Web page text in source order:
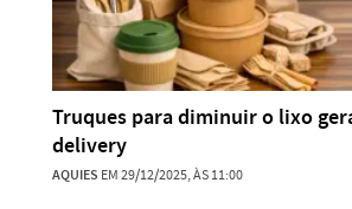
Truques para diminuir o lixo
delivery
AQUIES EM 29/12/2025, ÀS 11:00